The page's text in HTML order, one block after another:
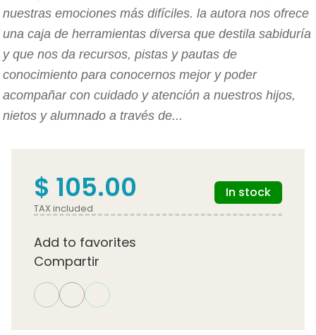
nuestras emociones más difíciles. la autora nos ofrece
una caja de herramientas diversa que destila sabiduría
y que nos da recursos, pistas y pautas de
conocimiento para conocernos mejor y poder
acompañar con cuidado y atención a nuestros hijos,
nietos y alumnado a través de...
$ 105.00
TAX included
In stock
Add to favorites
Compartir